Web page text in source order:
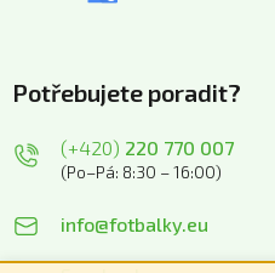
Potřebujete poradit?
(+420) 220 770 007
(Po–Pá: 8:30 – 16:00)
info@fotbalky.eu